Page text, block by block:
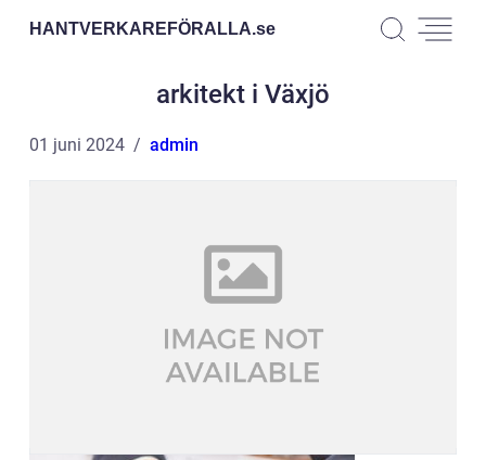
HANTVERKAREFÖRALLA.se
arkitekt i Växjö
01 juni 2024 admin